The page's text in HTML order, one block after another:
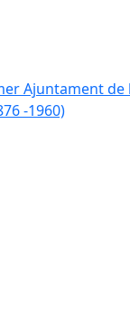
Ajuntament de
-1960)